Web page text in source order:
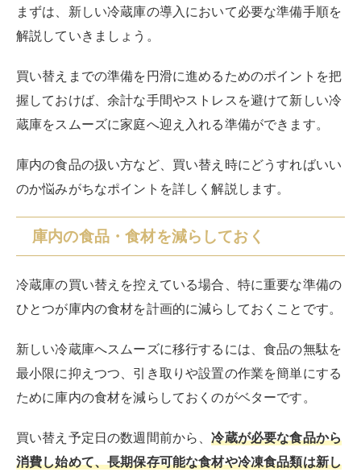
まずは、新しい冷蔵庫の導入において必要な準備手順を
解説していきましょう。
買い替えまでの準備を円滑に進めるためのポイントを把
握しておけば、余計な手間やストレスを避けて新しい冷
蔵庫をスムーズに家庭へ迎え入れる準備ができます。
庫内の食品の扱い方など、買い替え時にどうすればいい
のか悩みがちなポイントを詳しく解説します。
庫内の食品・食材を減らしておく
冷蔵庫の買い替えを控えている場合、特に重要な準備の
ひとつが庫内の食材を計画的に減らしておくことです。
新しい冷蔵庫へスムーズに移行するには、食品の無駄を
最小限に抑えつつ、引き取りや設置の作業を簡単にする
ために庫内の食材を減らしておくのがベターです。
買い替え予定日の数週間前から、冷蔵が必要な食品から
消費し始めて、長期保存可能な食材や冷凍食品類は新し